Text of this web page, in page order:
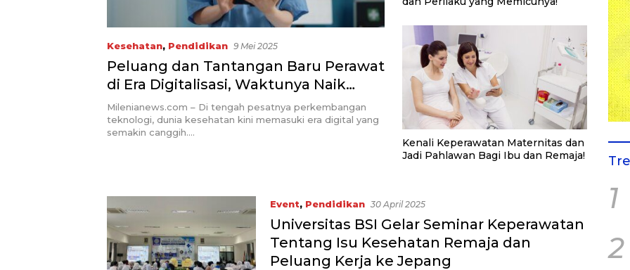
Kesehatan, Pendidikan 9 Mei 2025
Peluang dan Tantangan Baru Perawat
di Era Digitalisasi, Waktunya Naik
Level!
Milenianews.com – Di tengah pesatnya perkembangan
teknologi, dunia kesehatan kini memasuki era digital yang
semakin canggih….
Kenali Keperawatan Maternitas dan
Jadi Pahlawan Bagi Ibu dan Remaja!
Event, Pendidikan 30 April 2025
Universitas BSI Gelar Seminar Keperawatan
Tentang Isu Kesehatan Remaja dan
Peluang Kerja ke Jepang
1
2